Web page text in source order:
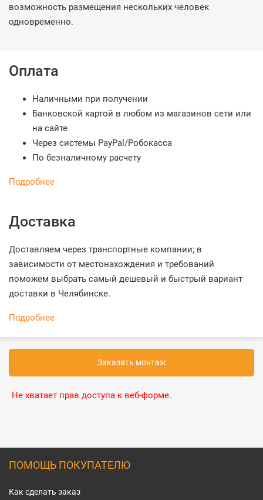
возможность размещения нескольких человек
одновременно.
Оплата
Наличными при получении
Банковской картой в любом из магазинов сети или
на сайте
Через системы PayPal/Робокасса
По безналичному расчету
Подробнее
Доставка
Доставляем через транспортные компании; в
зависимости от местонахождения и требований
поможем выбрать самый дешевый и быстрый вариант
доставки в Челябинске.
Подробнее
Заказать монтаж
Не хватает прав доступа к веб-форме.
ПОМОЩЬ ПОКУПАТЕЛЮ
Как сделать заказ